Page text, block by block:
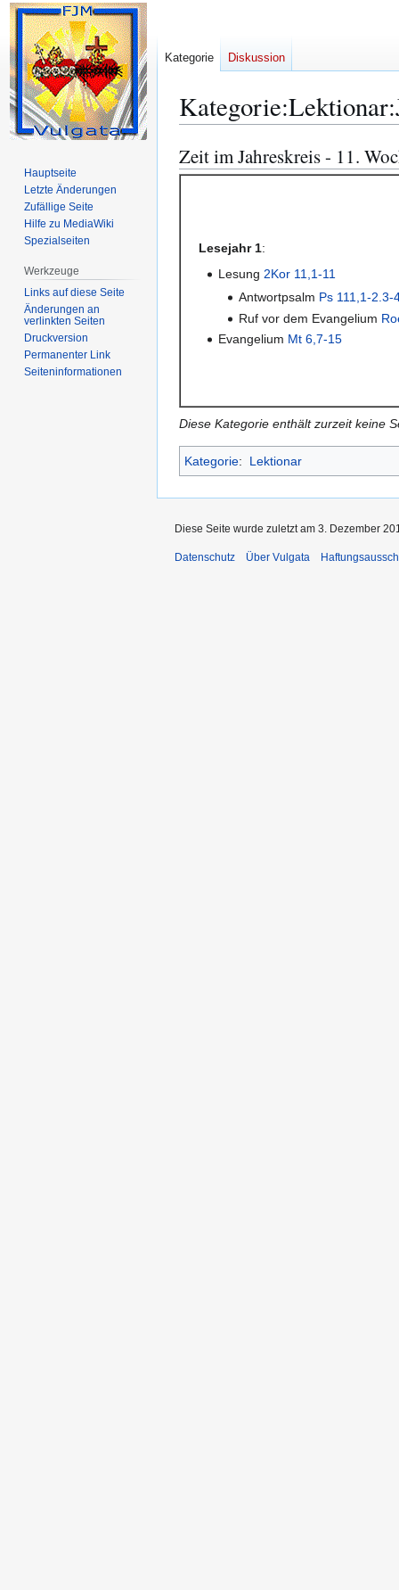
Kategorie:
Zur
Navigation
Zur
Suche
Zeit im Jahreskreis - 11.
Lesejahr 1:
Lesung2Kor 11,1-11
Antwortpsalm Ps 111,1-2.3-
Ruf vor dem Evangelium
Evangelium Mt 6,7-15
Diese Kategorie enthält zurzeit keine
Kategorie: Lektionar
Kategorie Diskussion
Hauptseite
Letzte Änderungen
Zufällige Seite
Hilfe zu MediaWiki
Spezialseiten
Werkzeuge
Links auf diese Seite
Änderungen an
verlinkten Seiten
Druckversion
Permanenter Link
Seiten­­informationen
Diese Seite wurde zuletzt am 3. Dezember
Datenschutz Über Vulgata